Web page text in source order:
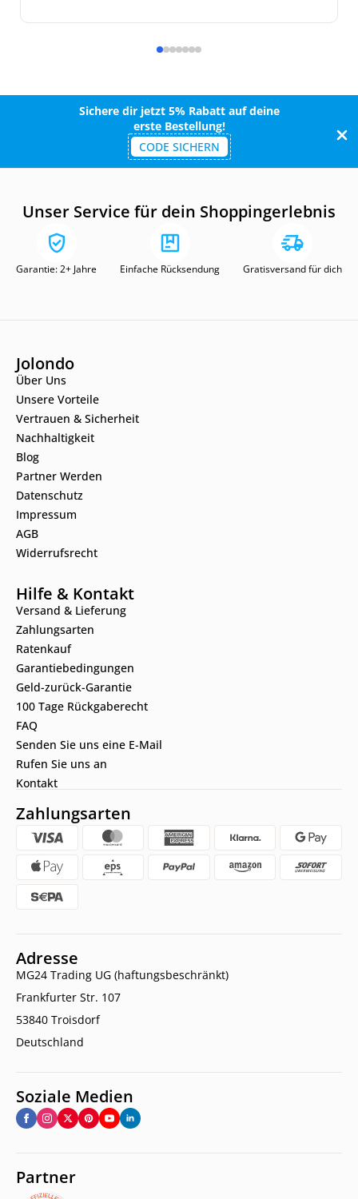
Sichere dir jetzt 5% Rabatt auf deine
erste Bestellung!
CODE SICHERN
Unser Service für dein Shoppingerlebnis
Garantie: 2+ Jahre Einfache Rücksendung Gratisversand für dich
Jolondo
Über Uns
Unsere Vorteile
Vertrauen & Sicherheit
Nachhaltigkeit
Blog
Partner Werden
Datenschutz
Impressum
AGB
Widerrufsrecht
Hilfe & Kontakt
Versand & Lieferung
Zahlungsarten
Ratenkauf
Garantiebedingungen
Geld-zurück-Garantie
100 Tage Rückgaberecht
FAQ
Senden Sie uns eine E-Mail
Rufen Sie uns an
Kontakt
Zahlungsarten
Adresse
MG24 Trading UG (haftungsbeschränkt)
Frankfurter Str. 107
53840 Troisdorf
Deutschland
Soziale Medien
Partner